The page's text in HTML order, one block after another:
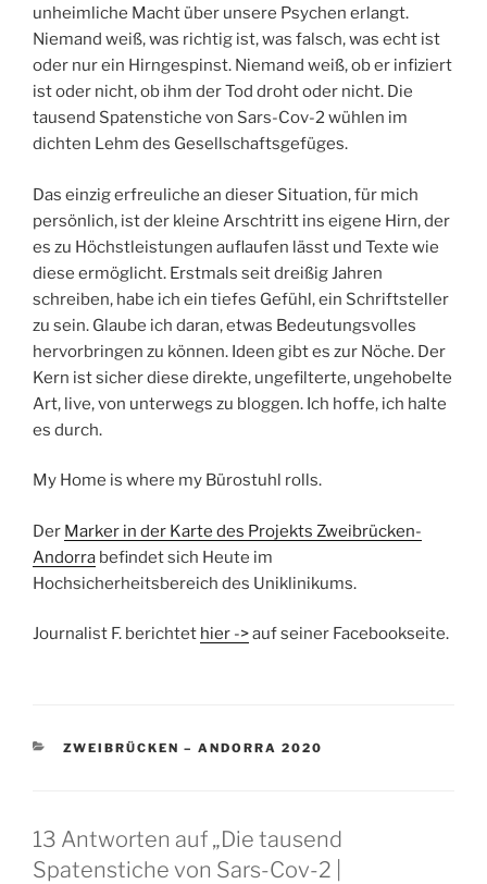
unheimliche Macht über unsere Psychen erlangt.
Niemand weiß, was richtig ist, was falsch, was echt ist
oder nur ein Hirngespinst. Niemand weiß, ob er infiziert
ist oder nicht, ob ihm der Tod droht oder nicht. Die
tausend Spatenstiche von Sars-Cov-2 wühlen im
dichten Lehm des Gesellschaftsgefüges.
Das einzig erfreuliche an dieser Situation, für mich
persönlich, ist der kleine Arschtritt ins eigene Hirn, der
es zu Höchstleistungen auflaufen lässt und Texte wie
diese ermöglicht. Erstmals seit dreißig Jahren
schreiben, habe ich ein tiefes Gefühl, ein Schriftsteller
zu sein. Glaube ich daran, etwas Bedeutungsvolles
hervorbringen zu können. Ideen gibt es zur Nöche. Der
Kern ist sicher diese direkte, ungefilterte, ungehobelte
Art, live, von unterwegs zu bloggen. Ich hoffe, ich halte
es durch.
My Home is where my Bürostuhl rolls.
Der Marker in der Karte des Projekts Zweibrücken-
Andorra befindet sich Heute im
Hochsicherheitsbereich des Uniklinikums.
Journalist F. berichtet hier ->auf seiner Facebookseite.
KATEGORIEN
ZWEIBRÜCKEN – ANDORRA 2020
13 Antworten auf „Die tausend
Spatenstiche von Sars-Cov-2 |